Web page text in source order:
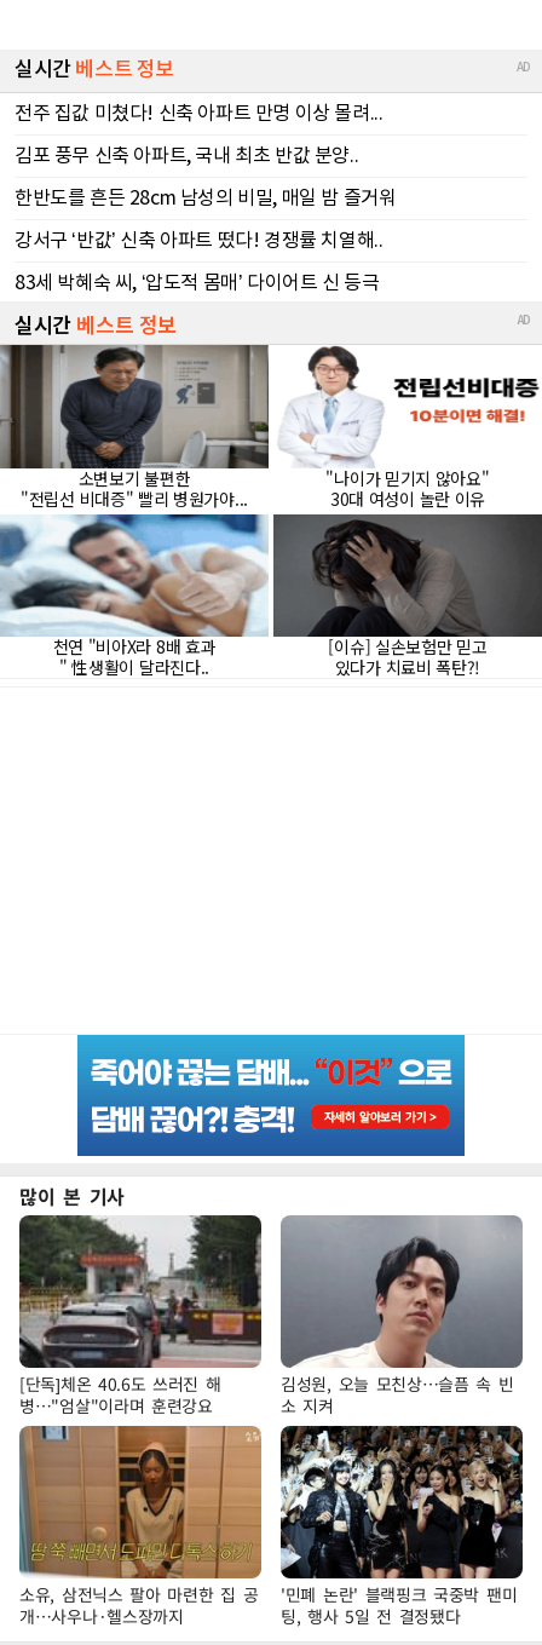
많이 본 기사
[단독]체온 40.6도 쓰러진 해
병…"엄살"이라며 훈련강요
김성원, 오늘 모친상…슬픔 속 빈
소 지켜
소유, 삼전닉스 팔아 마련한 집 공
개…사우나·헬스장까지
'민폐 논란' 블랙핑크 국중박 팬미
팅, 행사 5일 전 결정됐다